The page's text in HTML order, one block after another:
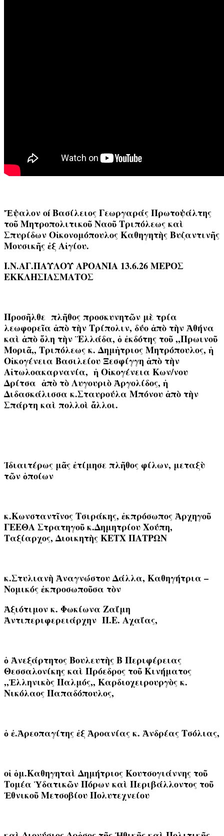
Ἔψαλον οí Βασίλειος Γεωργαράς Πρωτοψάλτης
τοῦ Μητροπολιτικοῦ Ναοῦ Τριπόλεως καὶ
Σπυρίδων Οἰκονομόπουλος Καθηγητὴς Βυζαντινῆς
Μουσικῆς ἐξ Αἰγίου.
Ι.Ν.ΑΓ.ΠΑΥΛΟΥ ΑΡΟΑΝΙΑ 13.6.26 ΜΕΡΟΣ
ΕΚΚΛΗΣΙΑΣΜΑΤΟΣ
Προσῆλθε πλῆθος προσκυνητῶν μὲ τρία
λεωφορεῖα ἀπὸ τὴν Τρίπολιν, δύο ἀπὸ τὴν Ἀθήνα
καὶ ἀπὸ ὅλη τὴν ¨Ελλάδα, ὁ ἐκδότης τοῦ ,,Πρωινοῦ
Μοριᾶ,, Τριπόλεως κ. Δημἡτριος Μητρόπουλος, ἡ
Οἰκογένεια Βασιλείου Ξεσφίγγη ἀπὸ τὴν
Αἰτωλοακαρνανία, ἡ Οἰκογένεια Κων/νου
Δρίτσα ἀπὸ τὸ Λυγουριὸ Ἀργολίδος, ἡ
Διδασκάλισσα κ.Σταυρούλα Μπόνου ἀπὸ τὴν
Σπάρτη καὶ πολλοὶ ἄλλοι.
Ἰδιαιτέρως μᾶς ἐτίμησε πλῆθος φίλων, μεταξὺ
τῶν ὁποίων
κ.Κωνσταντῖνος Τσιράκης, ἐκπρόσωπος Ἀρχηγοῦ
ΓΕΕΘΑ Στρατηγοῦ κ.Δημητρίου Χούπη,
Ταξίαρχος, Διοικητὴς ΚΕΤΧ ΠΑΤΡΩΝ
κ.Στυλιανὴ Ἀναγνώστου Δάλλα, Καθηγήτρια –
Νομικός ἐκπροσωποῦσα τὸν
Ἀξιότιμον κ. Φωκίωνα Ζαΐμη
Ἀντιπεριφερειάρχην Π.Ε. Αχαΐας,
ὁ Ἀνεξάρτητος Βουλευτὴς Β Περιφέρειας
Θεσσαλονίκης καὶ Πρόεδρος τοῦ Κινήματος
,,Ἑλληνικὸς Παλμός,, Καρδιοχειρουργὸς κ.
Νικόλαος Παπαδόπουλος,
ὁ ἐ.Ἀρεοπαγίτης ἐξ Ἀροανίας κ. Ἀνδρέας Τσόλιας,
οἱ ὁμ.Καθηγηταὶ Δημήτριος Κουτσογιάννης τοῦ
Τομέα Ὑδατικῶν Πόρων καὶ Περιβάλλοντος τοῦ
Ἐθνικοῦ Μετσοβίου Πολυτεχνείου